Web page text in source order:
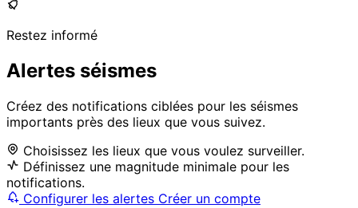
Restez informé
Alertes séismes
Créez des notifications ciblées pour les séismes
importants près des lieux que vous suivez.
Choisissez les lieux que vous voulez surveiller.
Définissez une magnitude minimale pour les
notifications.
Configurer les alertes Créer un compte